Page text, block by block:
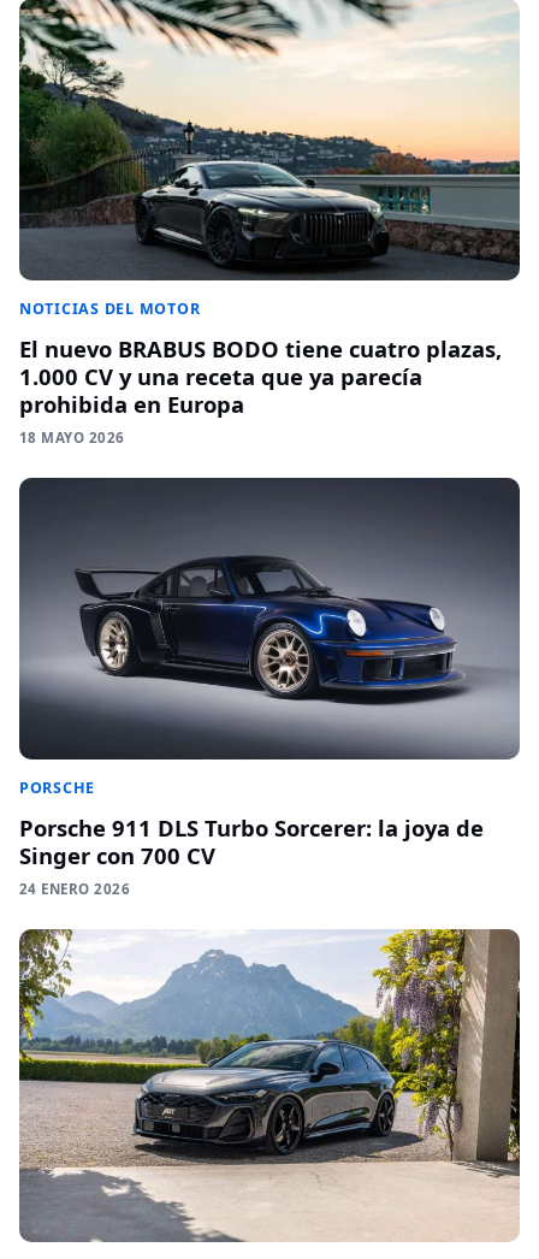
NOTICIAS DEL MOTOR
El nuevo BRABUS BODO tiene cuatro plazas,
1.000 CV y una receta que ya parecía
prohibida en Europa
18 MAYO 2026
PORSCHE
Porsche 911 DLS Turbo Sorcerer: la joya de
Singer con 700 CV
24 ENERO 2026